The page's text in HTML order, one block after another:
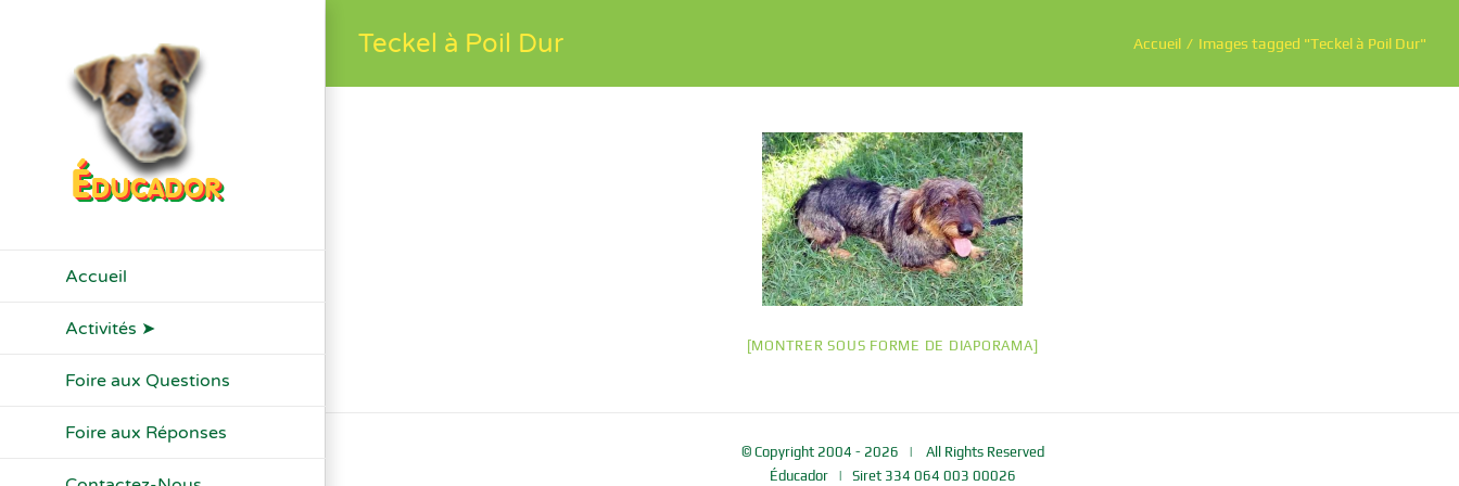
Accueil
Activités ➤
Foire aux Questions
Foire aux Réponses
Teckel à Poil Dur Accueil Images tagged "Teckel à Poil Dur"
[MONTRER SOUS FORME DE DIAPORAMA]
© Copyright 2004 - 2026 | All Rights Reserved
Éducador| Siret 334 064 003 00026